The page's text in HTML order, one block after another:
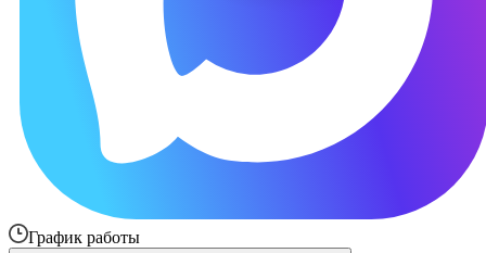
График работы